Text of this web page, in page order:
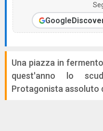
Google
Una piazza in
quest'anno lo
Protagonista assoluto